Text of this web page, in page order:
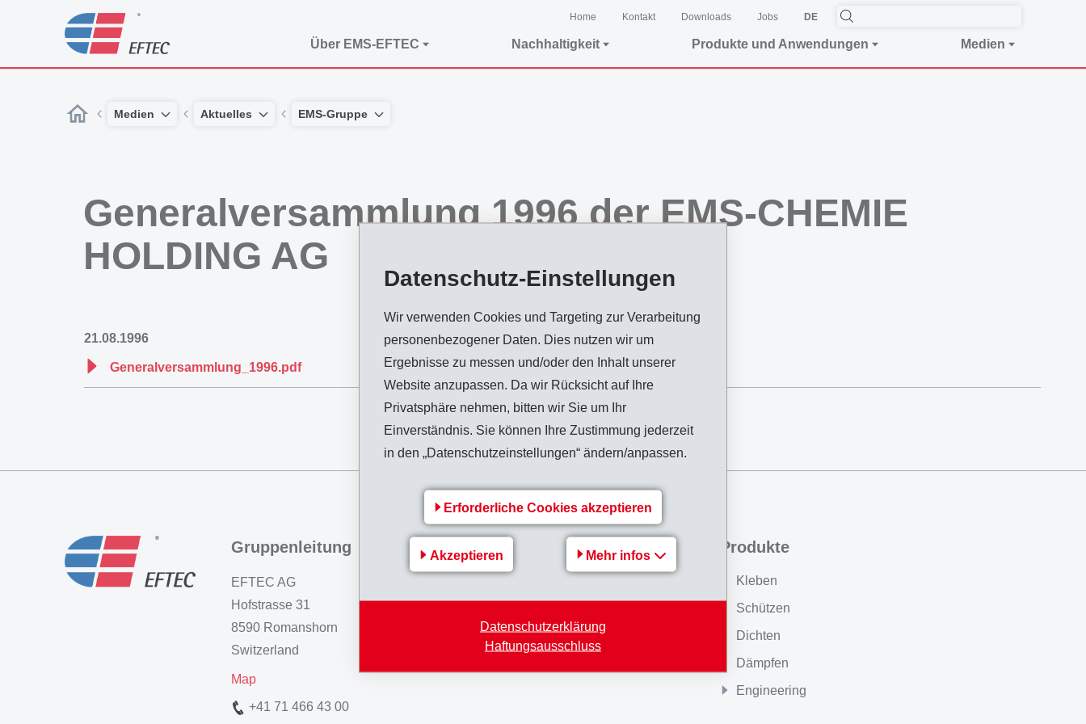
Datenschutz-Einstellungen
Wir verwenden Cookies und Targeting zur Verarbeitung
personenbezogener Daten. Dies nutzen wir um
Ergebnisse zu messen und/oder den Inhalt unserer
Website anzupassen. Da wir Rücksicht auf Ihre
Privatsphäre nehmen, bitten wir Sie um Ihr
Einverständnis. Sie können Ihre Zustimmung jederzeit
in den „Datenschutzeinstellungen“ ändern/anpassen.
Erforderliche Cookies akzeptieren
Akzeptieren Mehr infos
Datenschutzerklärung
Haftungsausschluss
Home Kontakt Downloads Jobs DE
Über EMS-EFTEC Nachhaltigkeit Produkte und Anwendungen Medien
Medien Aktuelles EMS-Gruppe
Generalversammlung 1996 der EMS-CHEMIE
HOLDING AG
21.08.1996
Generalversammlung_1996.pdf
Gruppenleitung
EFTEC AG
Hofstrasse 31
8590 Romanshorn
Switzerland
Map
+41 71 466 43 00
EMS-Gruppe
EMS-GRILTECH
Produkte
Kleben
Schützen
Dichten
Dämpfen
Engineering